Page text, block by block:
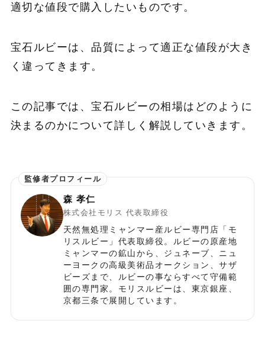
適切な値段で購入したいものです。
宝石ルビーは、品質によって適正な値段が大き
く違ってきます。
この記事では、宝石ルビーの相場はどのように
決まるのかについて詳しく解説していきます。
森 孝仁
株式会社モリス 代表取締役
天然無処理ミャンマー産ルビー専門店「モ
リスルビー」代表取締役。ルビーの原産地
ミャンマーの鉱山から、ジュネーブ、ニュ
ーヨークの高級美術品オークション、サザ
ビーズまで、ルビーの事ならすべて守備範
囲の専門家。モリスルビーは、東京銀座、
京都三条で展開しています。